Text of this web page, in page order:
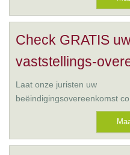
Check GRATIS
vaststellings-
Laat onze juristen uw
beëindigingsovereenkomst